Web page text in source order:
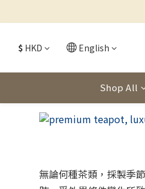
$ HKD English
Shop All
無論何種茶類，採製季